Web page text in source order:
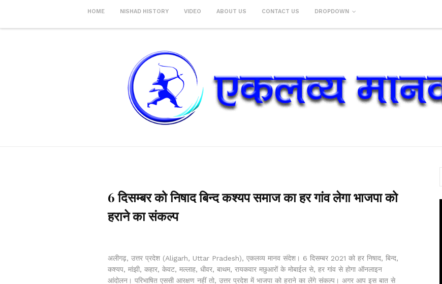
HOME NISHAD HISTORY VIDEO ABOUT US CONTACT US DROPDOWN
6 दिसम्बर को निषाद बिन्द कश्यप समाज का हर गांव लेगा भाजपा को
हराने का संकल्प
अलीगढ़, उत्तर प्रदेश (Aligarh, Uttar Pradesh), एकलव्य मानव संदेश। 6 दिसम्बर 2021 को हर निषाद, बिन्द,
कश्यप, मांझी, कहार, केवट, मल्लाह, धीवर, बाथम, रायकवार मछुआरों के मोबाईल से, हर गांव से होगा ऑनलाइन
आंदोलन। परिभाषित एससी आरक्षण नहीं तो, उत्तर प्रदेश में भाजपा को हराने का लेंगे संकल्प। अगर आप इस बात से